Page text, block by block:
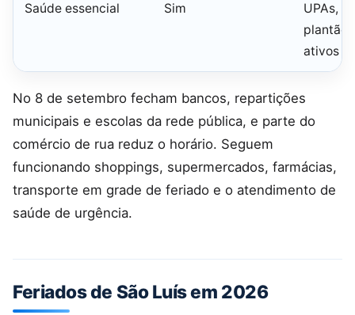
Saúde essencial Sim
UPAs,
plantão
ativos
No 8 de setembro fecham bancos, repartições
municipais e escolas da rede pública, e parte do
comércio de rua reduz o horário. Seguem
funcionando shoppings, supermercados, farmácias,
transporte em grade de feriado e o atendimento de
saúde de urgência.
Feriados de São Luís em 2026